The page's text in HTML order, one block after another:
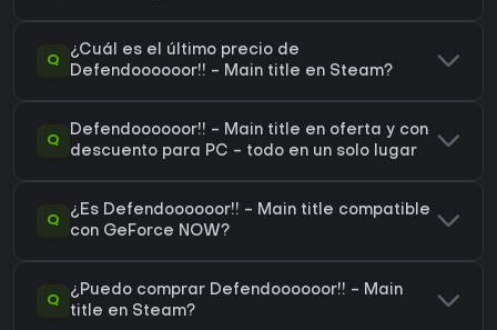
Q
¿Cuál es el último precio de
Defendoooooor!! - Main title en Steam?
Q
Defendoooooor!! - Main title en oferta y con
descuento para PC - todo en un solo lugar
Q
¿Es Defendoooooor!! - Main title compatible
con GeForce NOW?
Q
¿Puedo comprar Defendoooooor!! - Main
title en Steam?